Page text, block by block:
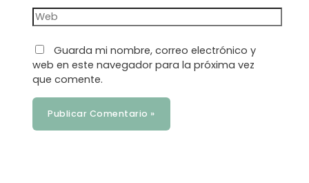
Web
Guarda mi nombre, correo electrónico y
web en este navegador para la próxima vez
que comente.